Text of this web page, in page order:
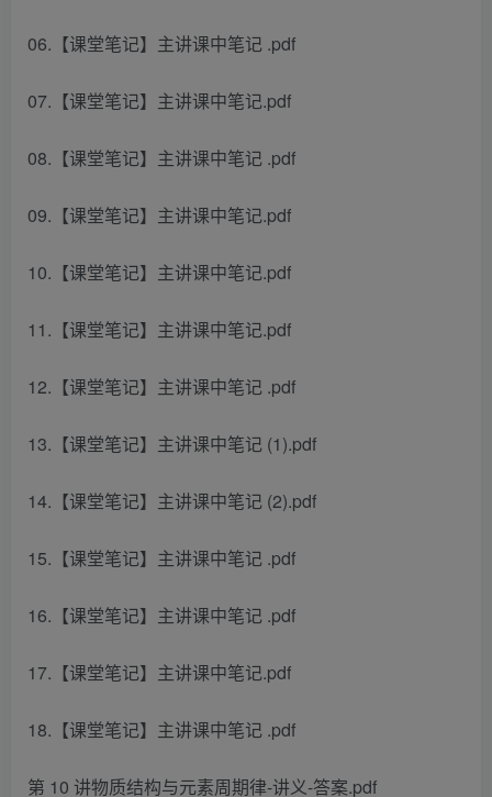
06.【课堂笔记】主讲课中笔记 .pdf
07.【课堂笔记】主讲课中笔记.pdf
08.【课堂笔记】主讲课中笔记 .pdf
09.【课堂笔记】主讲课中笔记.pdf
10.【课堂笔记】主讲课中笔记.pdf
11.【课堂笔记】主讲课中笔记.pdf
12.【课堂笔记】主讲课中笔记 .pdf
13.【课堂笔记】主讲课中笔记 (1).pdf
14.【课堂笔记】主讲课中笔记 (2).pdf
15.【课堂笔记】主讲课中笔记 .pdf
16.【课堂笔记】主讲课中笔记 .pdf
17.【课堂笔记】主讲课中笔记.pdf
18.【课堂笔记】主讲课中笔记 .pdf
第 10 讲物质结构与元素周期律-讲义-答案.pdf